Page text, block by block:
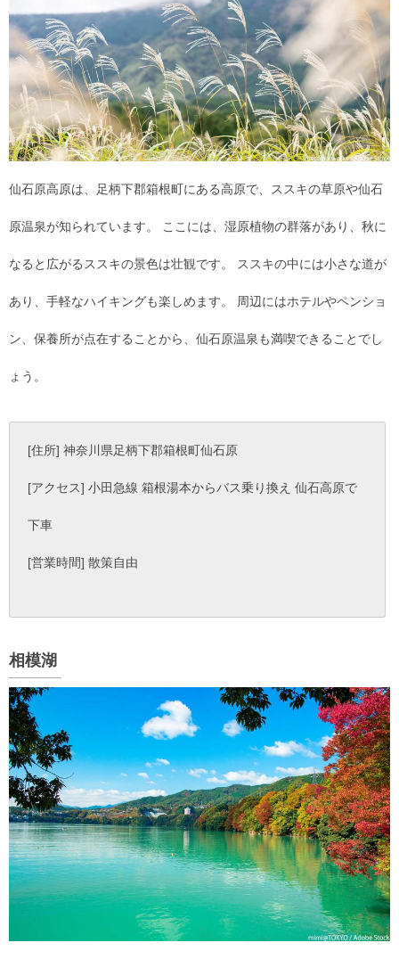
仙石原高原は、足柄下郡箱根町にある高原で、ススキの草原や仙石
原温泉が知られています。 ここには、湿原植物の群落があり、秋に
なると広がるススキの景色は壮観です。 ススキの中には小さな道が
あり、手軽なハイキングも楽しめます。 周辺にはホテルやペンショ
ン、保養所が点在することから、仙石原温泉も満喫できることでし
ょう。
[住所] 神奈川県足柄下郡箱根町仙石原
[アクセス] 小田急線 箱根湯本からバス乗り換え 仙石高原で
下車
[営業時間] 散策自由
相模湖